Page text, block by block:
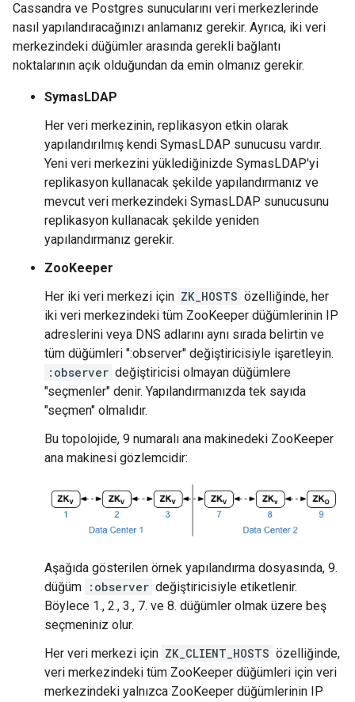
Cassandra ve Postgres sunucularını veri merkezlerinde
nasıl yapılandıracağınızı anlamanız gerekir. Ayrıca, iki veri
merkezindeki düğümler arasında gerekli bağlantı
noktalarının açık olduğundan da emin olmanız gerekir.
SymasLDAP
Her veri merkezinin, replikasyon etkin olarak
yapılandırılmış kendi SymasLDAP sunucusu vardır.
Yeni veri merkezini yüklediğinizde SymasLDAP'yi
replikasyon kullanacak şekilde yapılandırmanız ve
mevcut veri merkezindeki SymasLDAP sunucusunu
replikasyon kullanacak şekilde yeniden
yapılandırmanız gerekir.
ZooKeeper
Her iki veri merkezi için ZK_HOSTS özelliğinde, her
iki veri merkezindeki tüm ZooKeeper düğümlerinin IP
adreslerini veya DNS adlarını aynı sırada belirtin ve
tüm düğümleri ":observer" değiştiricisiyle işaretleyin.
:observer değiştiricisi olmayan düğümlere
"seçmenler" denir. Yapılandırmanızda tek sayıda
"seçmen" olmalıdır.
Bu topolojide, 9 numaralı ana makinedeki ZooKeeper
ana makinesi gözlemcidir:
Aşağıda gösterilen örnek yapılandırma dosyasında, 9.
düğüm :observer değiştiricisiyle etiketlenir.
Böylece 1., 2., 3., 7. ve 8. düğümler olmak üzere beş
seçmeniniz olur.
Her veri merkezi için ZK_CLIENT_HOSTS özelliğinde,
veri merkezindeki tüm ZooKeeper düğümleri için veri
merkezindeki yalnızca ZooKeeper düğümlerinin IP